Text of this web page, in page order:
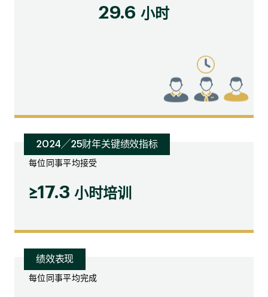
29.6小时
2024╱25财年关键绩效指标
每位同事平均接受
≥17.3 小时培训
绩效表现
每位同事平均完成